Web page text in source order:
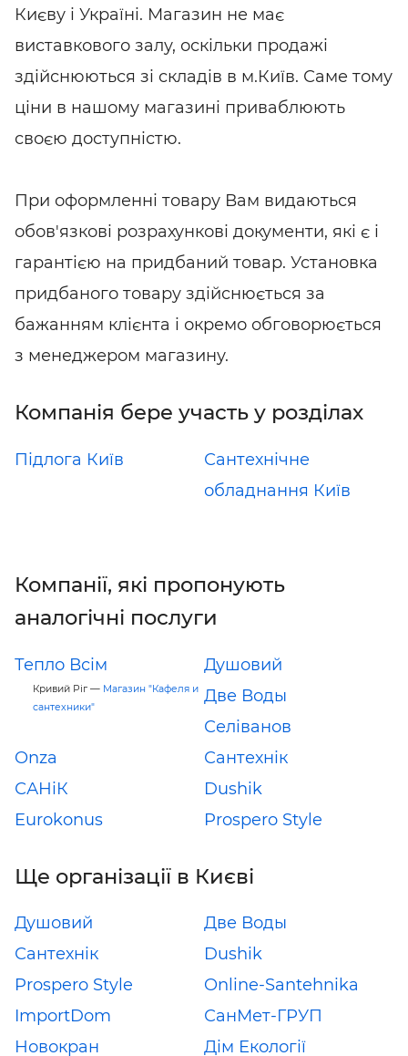
Києву і Україні. Магазин не має
виставкового залу, оскільки продажі
здійснюються зі складів в м.Київ. Саме тому
ціни в нашому магазині приваблюють
своєю доступністю.
При оформленні товару Вам видаються
обов'язкові розрахункові документи, які є і
гарантією на придбаний товар. Установка
придбаного товару здійснюється за
бажанням клієнта і окремо обговорюється
з менеджером магазину.
Компанія бере участь у розділах
Підлога Київ
Сантехнічне
обладнання Київ
Компанії, які пропонують
аналогічні послуги
Тепло Всім
Кривий Ріг — Магазин "Кафеля и
сантехники"
Душовий
Две Воды
Селіванов
Onza
Сантехнік
САНіК
Dushik
Eurokonus
Prospero Style
Ще організації в Києві
Душовий
Две Воды
Сантехнік
Dushik
Prospero Style
Online-Santehnika
ImportDom
СанМет-ГРУП
Новокран
Дім Екології